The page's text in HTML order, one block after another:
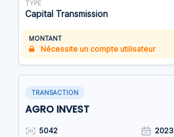
TYPE
Capital Transmission
MONTANT
Nécessite un compte utilisateur
TRANSACTION
AGRO INVEST
5042 2023